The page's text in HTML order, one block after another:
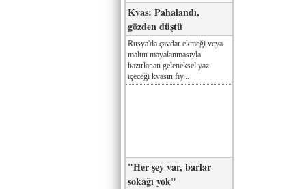
Kvas: Pahalandı,
gözden düştü
Rusya'da çavdar ekmeği veya
maltın mayalanmasıyla
hazırlanan geleneksel yaz
içeceği kvasın fiy...
"Her şey var, barlar
sokağı yok"